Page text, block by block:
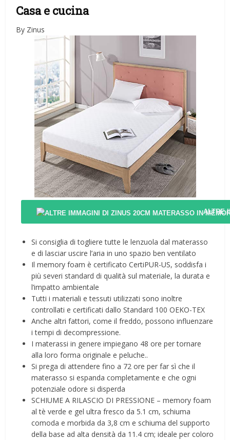
Casa e cucina
By Zinus
ALTRE
Si consiglia di togliere tutte le lenzuola dal materasso
e di lasciar uscire l’aria in uno spazio ben ventilato
Il memory foam è certificato CertiPUR-US, soddisfa i
più severi standard di qualità sul materiale, la durata e
l’impatto ambientale
Tutti i materiali e tessuti utilizzati sono inoltre
controllati e certificati dallo Standard 100 OEKO-TEX
Anche altri fattori, come il freddo, possono influenzare
i tempi di decompressione.
I materassi in genere impiegano 48 ore per tornare
alla loro forma originale e peluche..
Si prega di attendere fino a 72 ore per far sì che il
materasso si espanda completamente e che ogni
potenziale odore si disperda
SCHIUME A RILASCIO DI PRESSIONE – memory foam
al tè verde e gel ultra fresco da 5.1 cm, schiuma
comoda e morbida da 3,8 cm e schiuma del supporto
della base ad alta densità da 11.4 cm; ideale per coloro